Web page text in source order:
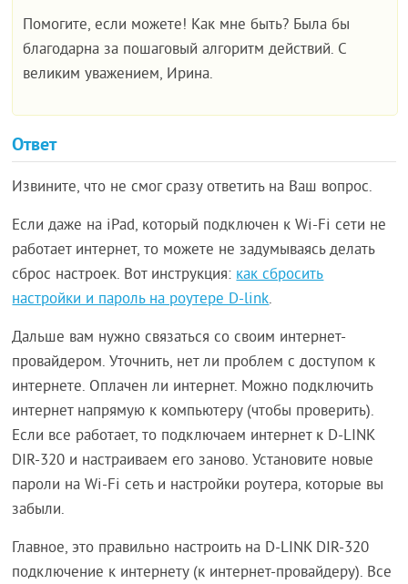
Помогите, если можете! Как мне быть? Была бы
благодарна за пошаговый алгоритм действий. С
великим уважением, Ирина.
Ответ
Извините, что не смог сразу ответить на Ваш вопрос.
Если даже на iPad, который подключен к Wi-Fi сети не
работает интернет, то можете не задумываясь делать
сброс настроек. Вот инструкция:как сбросить
настройки и пароль на роутере D-link.
Дальше вам нужно связаться со своим интернет-
провайдером. Уточнить, нет ли проблем с доступом к
интернете. Оплачен ли интернет. Можно подключить
интернет напрямую к компьютеру (чтобы проверить).
Если все работает, то подключаем интернет к D-LINK
DIR-320 и настраиваем его заново. Установите новые
пароли на Wi-Fi сеть и настройки роутера, которые вы
забыли.
Главное, это правильно настроить на D-LINK DIR-320
подключение к интернету (к интернет-провайдеру). Все